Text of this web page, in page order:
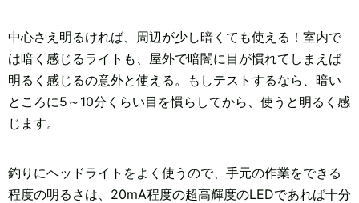
中心さえ明るければ、周辺が少し暗くても使える！室内で
は暗く感じるライトも、屋外で暗闇に目が慣れてしまえば
明るく感じるの意外と使える。もしテストするなら、暗い
ところに5～10分くらい目を慣らしてから、使うと明るく感
じます。
釣りにヘッドライトをよく使うので、手元の作業をできる
程度の明るさは、20mA程度の超高輝度のLEDであれば十分